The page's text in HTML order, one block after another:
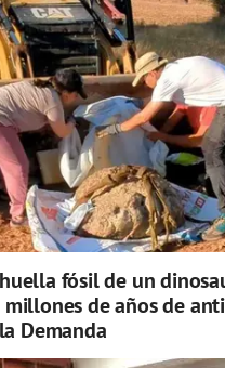
fósil de un
de años de
Demanda